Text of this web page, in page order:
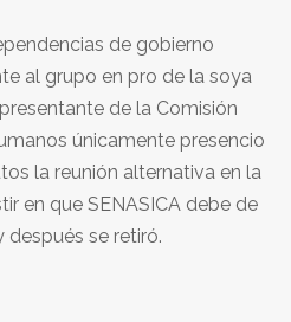
de gobierno
al grupo en pro de la soya
de la Comisión
únicamente presencio
la reunión alternativa en la
en que SENASICA debe de
después se retiró.